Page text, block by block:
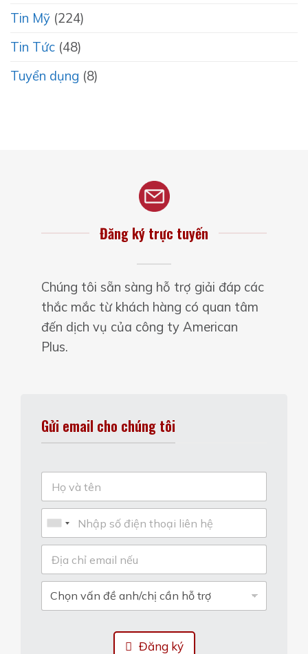
Tin Mỹ (224)
Tin Tức (48)
Tuyển dụng (8)
Đăng ký trực tuyến
Chúng tôi sẵn sàng hỗ trợ giải đáp các
thắc mắc từ khách hàng có quan tâm
đến dịch vụ của công ty American
Plus.
Gửi email cho chúng tôi
Đăng ký